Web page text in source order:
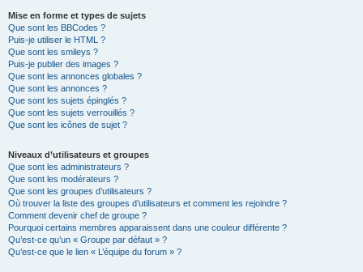
Mise en forme et types de sujets
Que sont les BBCodes ?
Puis-je utiliser le HTML ?
Que sont les smileys ?
Puis-je publier des images ?
Que sont les annonces globales ?
Que sont les annonces ?
Que sont les sujets épinglés ?
Que sont les sujets verrouillés ?
Que sont les icônes de sujet ?
Niveaux d’utilisateurs et groupes
Que sont les administrateurs ?
Que sont les modérateurs ?
Que sont les groupes d’utilisateurs ?
Où trouver la liste des groupes d’utilisateurs et comment les rejoindre ?
Comment devenir chef de groupe ?
Pourquoi certains membres apparaissent dans une couleur différente ?
Qu’est-ce qu’un « Groupe par défaut » ?
Qu’est-ce que le lien « L’équipe du forum » ?